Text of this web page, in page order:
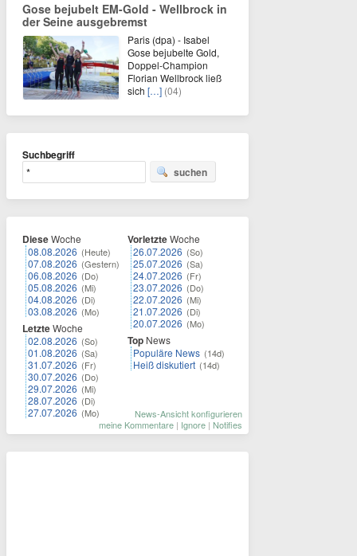
Gose bejubelt EM-Gold - Wellbrock in
der Seine ausgebremst
Paris (dpa) - Isabel
Gose bejubelte Gold,
Doppel-Champion
Florian Wellbrock ließ
sich […] (04)
Suchbegriff
suchen
DieseWoche
08.08.2026 (Heute)
07.08.2026 (Gestern)
06.08.2026 (Do)
05.08.2026 (Mi)
04.08.2026 (Di)
03.08.2026 (Mo)
LetzteWoche
02.08.2026 (So)
01.08.2026 (Sa)
31.07.2026 (Fr)
30.07.2026 (Do)
29.07.2026 (Mi)
28.07.2026 (Di)
27.07.2026 (Mo)
VorletzteWoche
26.07.2026 (So)
25.07.2026 (Sa)
24.07.2026 (Fr)
23.07.2026 (Do)
22.07.2026 (Mi)
21.07.2026 (Di)
20.07.2026 (Mo)
Top News
Populäre News (14d)
Heiß diskutiert (14d)
News-Ansicht konfigurieren
meine Kommentare | Ignore | Notifies